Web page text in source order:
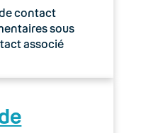
contact
sous
associé